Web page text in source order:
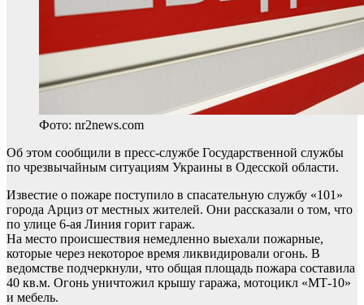
Фото: nr2news.com
Об этом сообщили в пресс-службе Государственной службы
по чрезвычайным ситуациям Украины в Одесской области.
Известие о пожаре поступило в спасательную службу «101»
города Арциз от местных жителей. Они рассказали о том, что
по улице 6-ая Линия горит гараж.
На место происшествия немедленно выехали пожарные,
которые через некоторое время ликвидировали огонь. В
ведомстве подчеркнули, что общая площадь пожара составила
40 кв.м. Огонь уничтожил крышу гаража, мотоцикл «МТ-10»
и мебель.